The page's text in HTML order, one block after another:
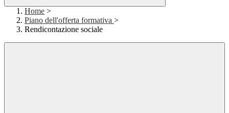
Home >
Piano dell'offerta formativa >
Rendicontazione sociale